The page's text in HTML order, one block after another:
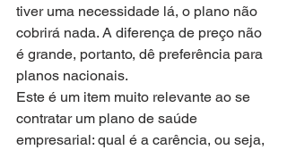
tiver uma necessidade lá, o plano não
cobrirá nada. A diferença de preço não
é grande, portanto, dê preferência para
planos nacionais.
Este é um item muito relevante ao se
contratar um plano de saúde
empresarial: qual é a carência, ou seja,